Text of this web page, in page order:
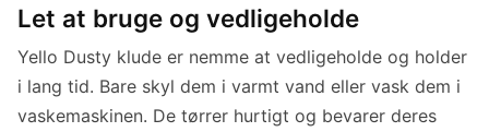
Let at bruge og vedligeholde
Yello Dusty klude er nemme at vedligeholde og holder
i lang tid. Bare skyl dem i varmt vand eller vask dem i
vaskemaskinen. De tørrer hurtigt og bevarer deres